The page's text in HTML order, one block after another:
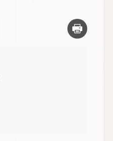
Skriv ut